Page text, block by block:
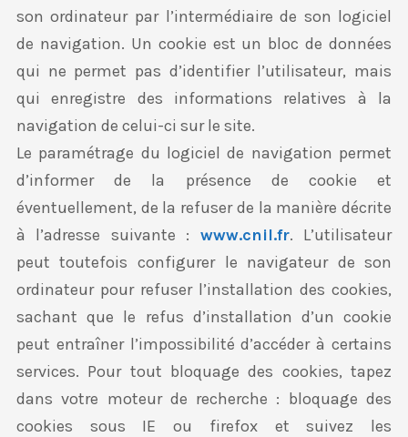
son ordinateur par l’intermédiaire de son logiciel
de navigation. Un cookie est un bloc de données
qui ne permet pas d’identifier l’utilisateur, mais
qui enregistre des informations relatives à la
navigation de celui-ci sur le site.
Le paramétrage du logiciel de navigation permet
d’informer de la présence de cookie et
éventuellement, de la refuser de la manière décrite
à l’adresse suivante : www.cnil.fr. L’utilisateur
peut toutefois configurer le navigateur de son
ordinateur pour refuser l’installation des cookies,
sachant que le refus d’installation d’un cookie
peut entraîner l’impossibilité d’accéder à certains
services. Pour tout bloquage des cookies, tapez
dans votre moteur de recherche : bloquage des
cookies sous IE ou firefox et suivez les